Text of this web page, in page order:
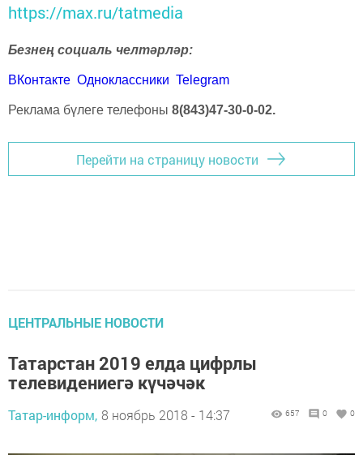
https://max.ru/tatmedia
Безнең социаль челтәрләр:
ВКонтакте Одноклассники Telegram
Реклама бүлеге телефоны 8(843)47-30-0-02.
Перейти на страницу новости
ЦЕНТРАЛЬНЫЕ НОВОСТИ
Татарстан 2019 елда цифрлы
телевидениегә күчәчәк
Татар-информ, 8 ноябрь 2018 - 14:37 657 0 0